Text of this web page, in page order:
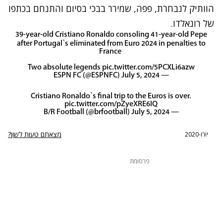
הוותיק לנבחרת, פפה, שמירר בבכי בסיום והתנחם בכתפו
של רונאלדו.
39-year-old Cristiano Ronaldo consoling 41-year-old Pepe
after Portugal`s eliminated from Euro 2024 in penalties to
France ️
Two absolute legends pic.twitter.com/5PCXLi6azw
— ESPN FC (@ESPNFC)
July 5, 2024
Cristiano Ronaldo`s final trip to the Euros is over.
pic.twitter.com/pZyeXRE6IQ
— B/R Football (@brfootball)
July 5, 2024
יורו-2020 מצאתם טעות לשון?
פרסומת